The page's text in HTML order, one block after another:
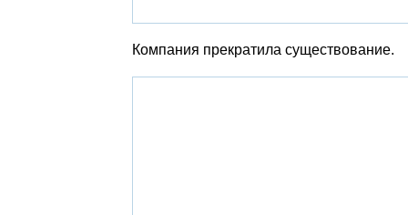
Компания прекратила существование.